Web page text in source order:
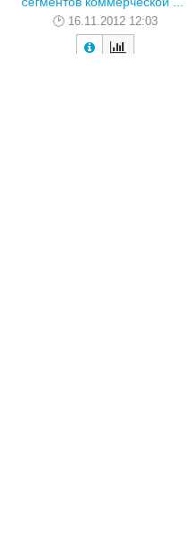
сегментов коммерческой ...
16.11.2012 12:03